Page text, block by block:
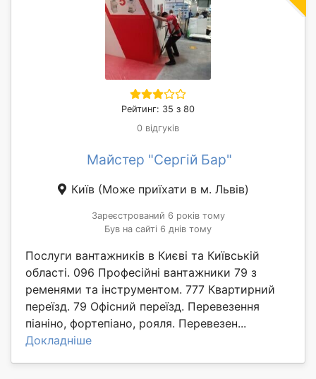
Рейтинг: 35 з 80
0 відгуків
Майстер "Сергій Бар"
Київ (Може приїхати в м. Львів)
Зареєстрований 6 років тому
Був на сайті 6 днів тому
Послуги вантажників в Києві та Київській
області. 096 Професійні вантажники 79 з
ременями та інструментом. 777 Квартирний
переїзд. 79 Офісний переїзд. Перевезення
піаніно, фортепіано, рояля. Перевезен...
Докладніше